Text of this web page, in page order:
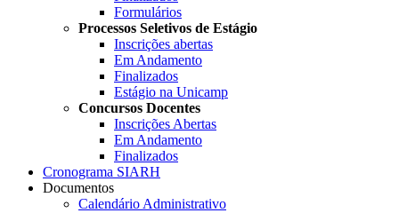
Formulários
Processos Seletivos de Estágio
Inscrições abertas
Em Andamento
Finalizados
Estágio na Unicamp
Concursos Docentes
Inscrições Abertas
Em Andamento
Finalizados
Cronograma SIARH
Documentos
Calendário Administrativo